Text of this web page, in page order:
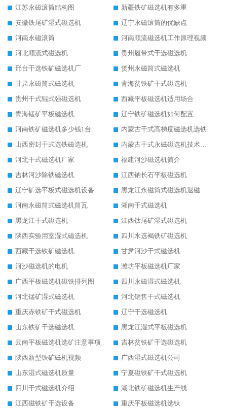
江苏永磁滚筒结构图
新疆铁矿磁选机有多重
安徽铁尾矿湿式磁选机
辽宁永磁滚筒的优缺点
河南永磁滚筒
河南顺流磁选机工作原理视频
河北顺流式磁选机
贵州履带式干选磁选机
邢台干选铁矿磁选机厂
贺州永磁筒式磁选机
甘肃永磁筒式磁选机
青海贫铁矿干式磁选机
贵州干式辊式强磁选机
西藏平板磁选机适用场合
青海锰矿平板磁选机
辽宁铁矿磁选机如何配置
河南铁矿磁选机多少钱1台
内蒙古干式高梯度磁选机选铁
山西密封干式选铁磁选机
内蒙古干式永磁磁选机技术要求
河北干式磁选机厂家
福建河沙磁选机简介
吉林河沙除铁磁选机
江西钠长石平板磁选机
辽宁矿选平板式磁选机设备
黑龙江永磁筒式磁选机退磁
河南永磁筒式磁选机筒瓦
湖南干式磁选机
黑龙江干式磁选机
江西钛尾矿湿式磁选机
陕西实验用室湿式磁选机
四川水选褐铁矿磁选机
西藏干选铁矿磁选机
甘肃河沙干式磁选机
河沙磁选机的电机
潍坊平板磁选机厂家
广西平板磁选机磁铁排列图
四川永磁湿式磁选机
河北锰矿湿式磁选机
河北销售干式磁选机
重庆赤铁矿干式磁选机
辽宁干选磁选机
山东铁矿干选磁选机
黑龙江湿式平板磁选机
云南平板磁选机选矿注意事项
吉林贫铁矿干选磁选机
陕西新型铁矿磁机视频
广西湿式磁选机公司
山东湿式磁选机质量
宁夏磁铁矿干式磁选机
四川干式磁选机介绍
湖北铁矿磁选机生产线
江西磁铁矿干选设备
重庆平板磁选机选钛